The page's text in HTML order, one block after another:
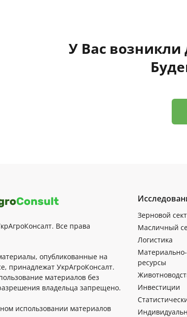
У Вас
Все права
опубликованные на
принадлежат УкрАгроКонсалт.
материалов без
владельца запрещено.
использовании материалов
Зерновой
Масличный
Логистика
ресурсы
Инвестиции